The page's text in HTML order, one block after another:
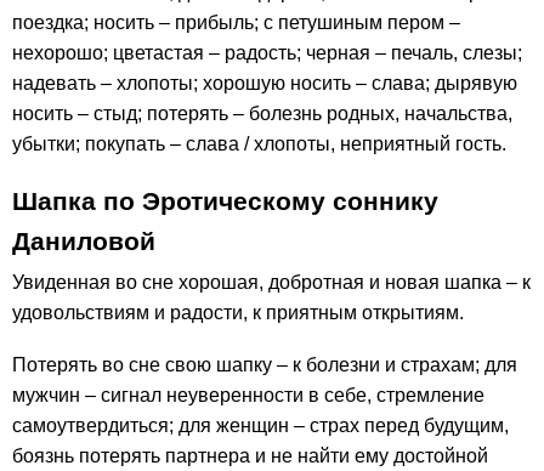
поездка; носить – прибыль; с петушиным пером –
нехорошо; цветастая – радость; черная – печаль, слезы;
надевать – хлопоты; хорошую носить – слава; дырявую
носить – стыд; потерять – болезнь родных, начальства,
убытки; покупать – слава / хлопоты, неприятный гость.
Шапка по Эротическому соннику
Даниловой
Увиденная во сне хорошая, добротная и новая шапка – к
удовольствиям и радости, к приятным открытиям.
Потерять во сне свою шапку – к болезни и страхам; для
мужчин – сигнал неуверенности в себе, стремление
самоутвердиться; для женщин – страх перед будущим,
боязнь потерять партнера и не найти ему достойной